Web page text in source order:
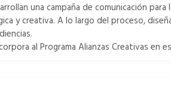
una campaña de comunicación
y creativa. A lo largo del proceso,
al Programa Alianzas Creativas en